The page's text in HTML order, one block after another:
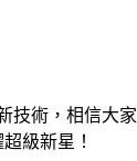
術，相信大
級新星！